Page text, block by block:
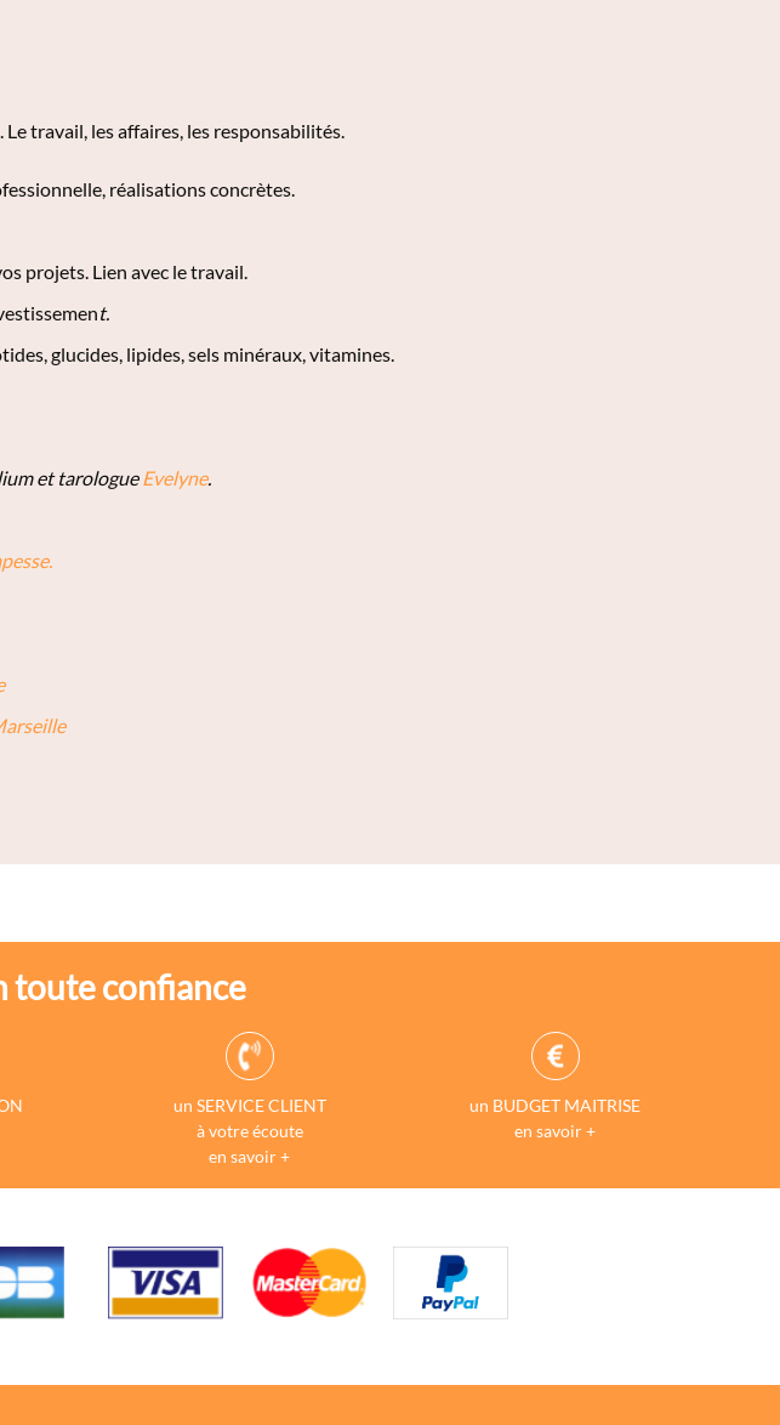
travail, les affaires, les responsabilités.
réalisations concrètes.
projets. Lien avec le travail.
t.
glucides, lipides, sels minéraux, vitamines.
et tarologue Evelyne.
toute confiance
un SERVICE CLIENT
à votre écoute
en savoir +
un BUDGET MAITRISE
en savoir +